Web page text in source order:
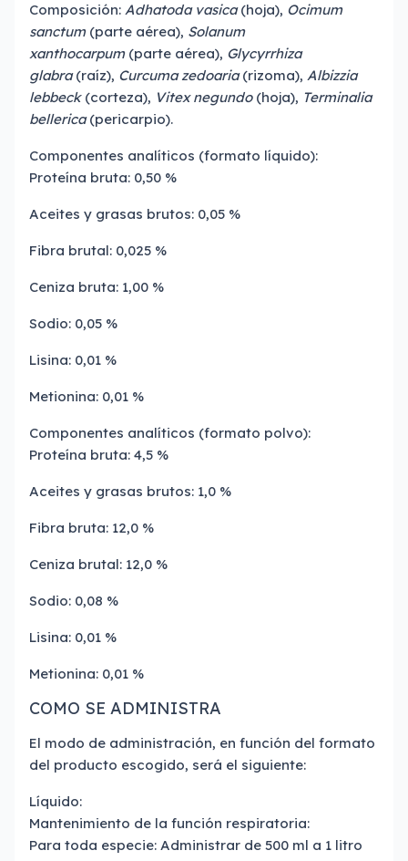
Composición: Adhatoda vasica(hoja), Ocimum
sanctum (parte aérea), Solanum
xanthocarpum (parte aérea), Glycyrrhiza
glabra(raíz), Curcuma zedoaria(rizoma), Albizzia
lebbeck (corteza), Vitex negundo (hoja), Terminalia
bellerica(pericarpio).
Componentes analíticos (formato líquido):
Proteína bruta: 0,50 %
Aceites y grasas brutos: 0,05 %
Fibra brutal: 0,025 %
Ceniza bruta: 1,00 %
Sodio: 0,05 %
Lisina: 0,01 %
Metionina: 0,01 %
Componentes analíticos (formato polvo):
Proteína bruta: 4,5 %
Aceites y grasas brutos: 1,0 %
Fibra bruta: 12,0 %
Ceniza brutal: 12,0 %
Sodio: 0,08 %
Lisina: 0,01 %
Metionina: 0,01 %
COMO SE ADMINISTRA
El modo de administración, en función del formato
del producto escogido, será el siguiente:
Líquido:
Mantenimiento de la función respiratoria:
Para toda especie: Administrar de 500 ml a 1 litro